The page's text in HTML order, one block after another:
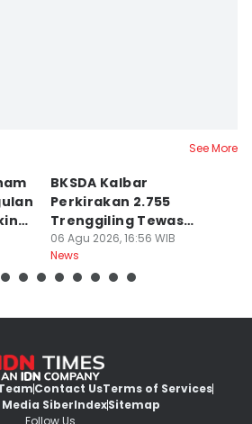
See More
BKSDA Kalbar
Perkirakan 2.755
Trenggiling Tewas
untuk Dapat 551 Kg Sisik
06 Agu 2026, 16:56 WIB
News
Contact UsTerms of Services
SiberIndexSitemap
Follow Us